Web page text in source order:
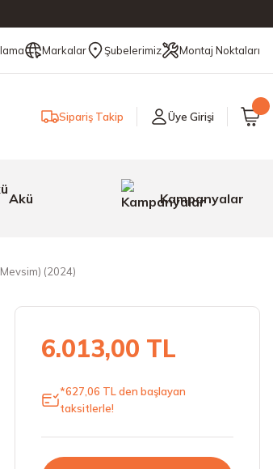
Markalar Şubelerimiz Montaj Noktaları
Sipariş Takip Üye Girişi
Akü Kampanyalar
(2024)
6.013,00 TL
*627,06 TL den başlayan
taksitlerle!